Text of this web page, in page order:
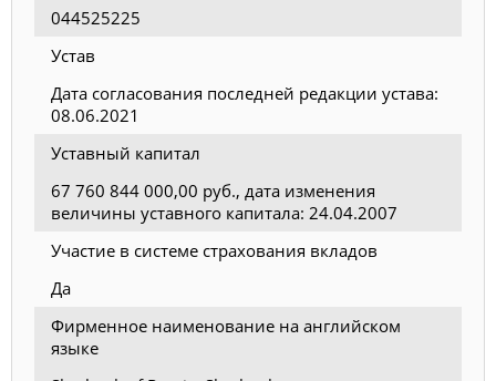
044525225
Устав
Дата согласования последней редакции устава:
08.06.2021
Уставный капитал
67 760 844 000,00 руб., дата изменения
величины уставного капитала: 24.04.2007
Участие в системе страхования вкладов
Да
Фирменное наименование на английском
языке